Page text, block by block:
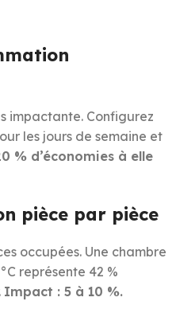
impactante. Configurez
les jours de semaine et
% d’économies à elle
pièce par pièce
occupées. Une chambre
représente 42 %
Impact : 5 à 10 %.